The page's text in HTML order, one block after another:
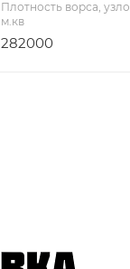
Плотность ворса,
м.кв
282000